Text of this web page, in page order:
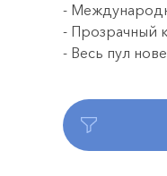
-
- Прозрачный
- Весь пул